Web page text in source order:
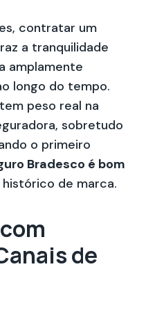
contratar um
a tranquilidade
amplamente
longo do tempo.
peso real na
sobretudo
o primeiro
Bradesco é bom
de marca.
de